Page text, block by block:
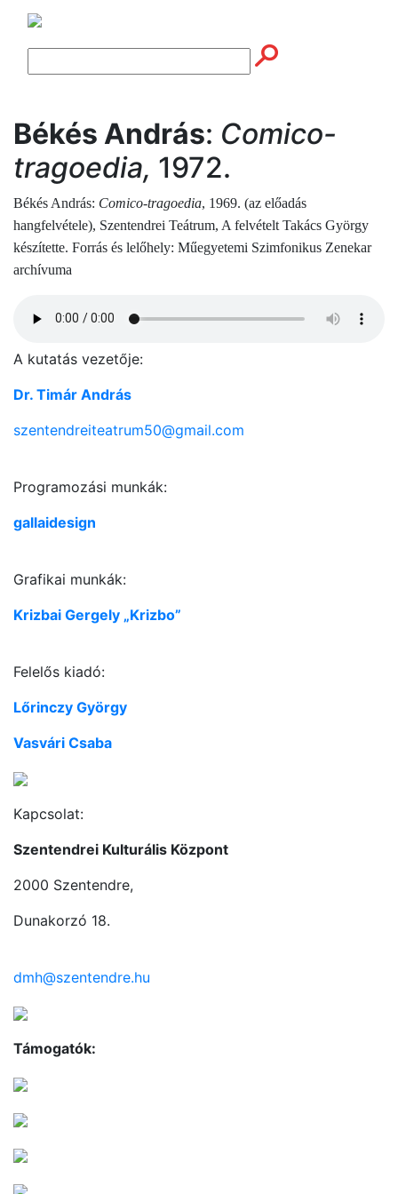
Békés András: Comico-
tragoedia, 1972.
Békés András: Comico-tragoedia, 1969. (az előadás
hangfelvétele), Szentendrei Teátrum, A felvételt Takács György
készítette. Forrás és lelőhely: Műegyetemi Szimfonikus Zenekar
archívuma
A kutatás vezetője:
Dr. Timár András
szentendreiteatrum50@gmail.com
Programozási munkák:
gallaidesign
Grafikai munkák:
Krizbai Gergely „Krizbo”
Felelős kiadó:
Lőrinczy György
Vasvári Csaba
Kapcsolat:
Szentendrei Kulturális Központ
2000 Szentendre,
Dunakorzó 18.
dmh@szentendre.hu
Támogatók: